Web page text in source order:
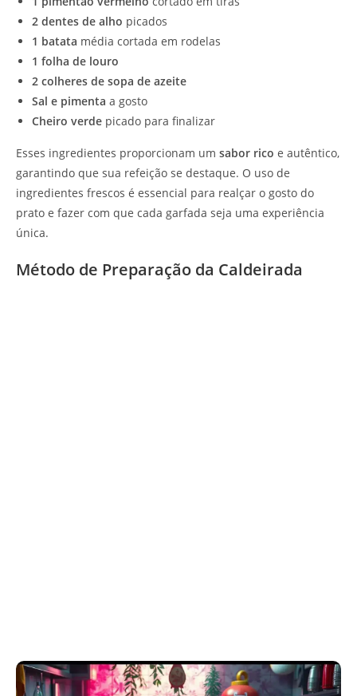
2 dentes de alho picados
1 batata média cortada em rodelas
1 folha de louro
2 colheres de sopa de azeite
Sal e pimenta a gosto
Cheiro verde picado para finalizar
Esses ingredientes proporcionam um sabor rico e autêntico,
garantindo que sua refeição se destaque. O uso de
ingredientes frescos é essencial para realçar o gosto do
prato e fazer com que cada garfada seja uma experiência
única.
Método de Preparação da Caldeirada